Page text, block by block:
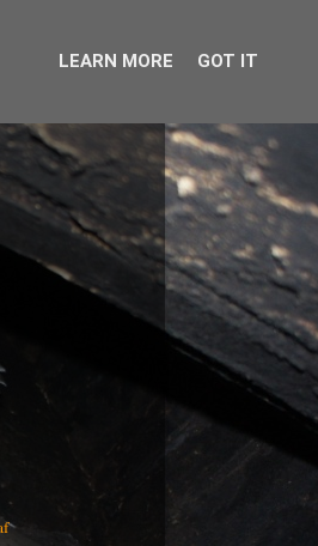
LEARN MORE GOT IT